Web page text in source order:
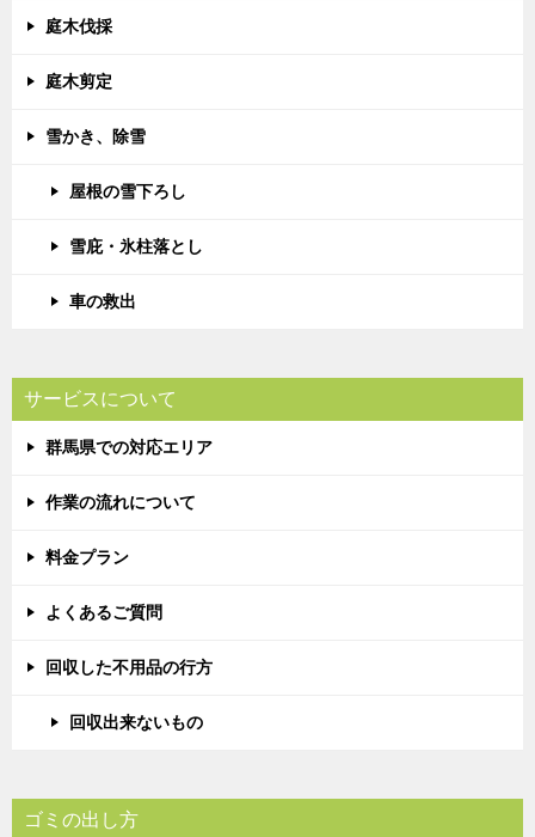
庭木伐採
庭木剪定
雪かき、除雪
屋根の雪下ろし
雪庇・氷柱落とし
車の救出
サービスについて
群馬県での対応エリア
作業の流れについて
料金プラン
よくあるご質問
回収した不用品の行方
回収出来ないもの
ゴミの出し方